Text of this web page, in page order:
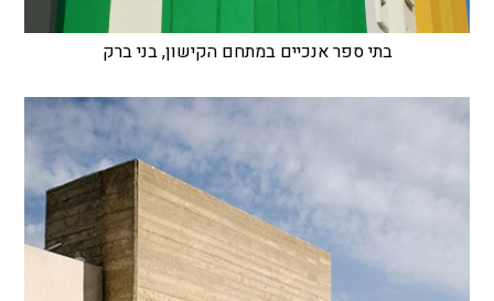
בתי ספר אנכיים במתחם הקישון, בני ברק